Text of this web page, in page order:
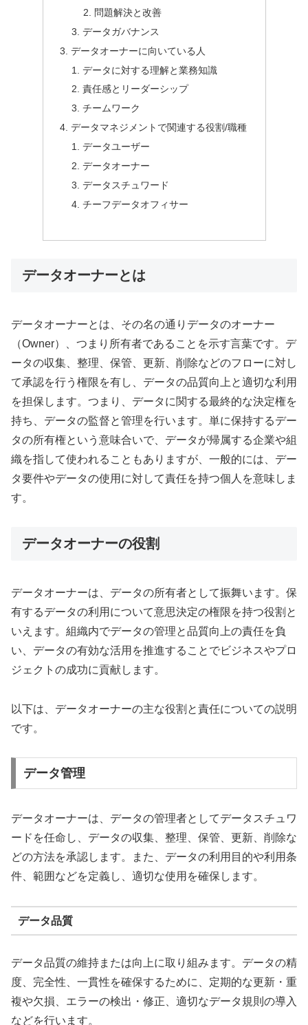
問題解決と改善
データガバナンス
データオーナーに向いている人
データに対する理解と業務知識
責任感とリーダーシップ
チームワーク
データマネジメントで関連する役割/職種
データユーザー
データオーナー
データスチュワード
チーフデータオフィサー
データオーナーとは
データオーナーとは、その名の通りデータのオーナー
（Owner）、つまり所有者であることを示す言葉です。デ
ータの収集、整理、保管、更新、削除などのフローに対し
て承認を行う権限を有し、データの品質向上と適切な利用
を担保します。つまり、データに関する最終的な決定権を
持ち、データの監督と管理を行います。単に保持するデー
タの所有権という意味合いで、データが帰属する企業や組
織を指して使われることもありますが、一般的には、デー
タ要件やデータの使用に対して責任を持つ個人を意味しま
す。
データオーナーの役割
データオーナーは、データの所有者として振舞います。保
有するデータの利用について意思決定の権限を持つ役割と
いえます。組織内でデータの管理と品質向上の責任を負
い、データの有効な活用を推進することでビジネスやプロ
ジェクトの成功に貢献します。
以下は、データオーナーの主な役割と責任についての説明
です。
データ管理
データオーナーは、データの管理者としてデータスチュワ
ードを任命し、データの収集、整理、保管、更新、削除な
どの方法を承認します。また、データの利用目的や利用条
件、範囲などを定義し、適切な使用を確保します。
データ品質
データ品質の維持または向上に取り組みます。データの精
度、完全性、一貫性を確保するために、定期的な更新・重
複や欠損、エラーの検出・修正、適切なデータ規則の導入
などを行います。